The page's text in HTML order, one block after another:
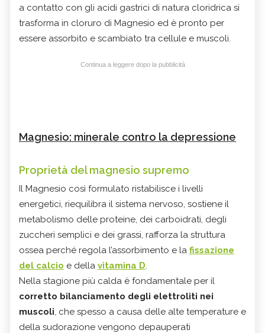
a contatto con gli acidi gastrici di natura cloridrica si
trasforma in cloruro di Magnesio ed è pronto per
essere assorbito e scambiato tra cellule e muscoli.
Continua a leggere dopo la pubblicità
Magnesio: minerale contro la depressione
Proprietà del magnesio supremo
Il Magnesio così formulato ristabilisce i livelli
energetici, riequilibra il sistema nervoso, sostiene il
metabolismo delle proteine, dei carboidrati, degli
zuccheri semplici e dei grassi, rafforza la struttura
ossea perché regola l’assorbimento e la fissazione
del calcio e della vitamina D.
Nella stagione più calda è fondamentale per il
corretto bilanciamento degli elettroliti nei
muscoli, che spesso a causa delle alte temperature e
della sudorazione vengono depauperati